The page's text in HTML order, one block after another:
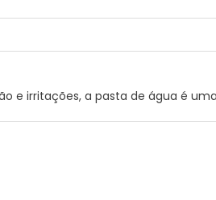
PANTHENOL. BUTILENO
e irritações, a pasta de água é